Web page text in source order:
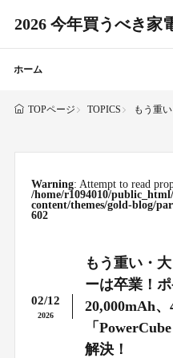
2026 今年買うべき家
ホーム
TOPページ TOPICS もう重
Warning: Attempt to read
/home/r1094010/
content/themes/gold-blog/
602
02/12
2026
もう重い・
ーは卒業！
20,000mAh
「
解決！